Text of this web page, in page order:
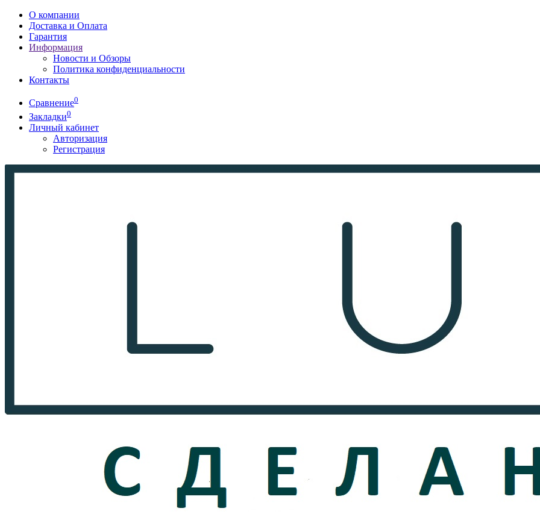
О компании
Доставка и Оплата
Гарантия
Информация
Новости и Обзоры
Политика конфиденциальности
Контакты
Сравнение0
Закладки0
Личный кабинет
Авторизация
Регистрация